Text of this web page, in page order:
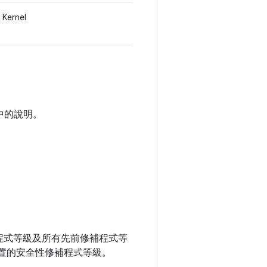
Kernel
的說明。
等級及所有先前修補程式等
安全性修補程式等級。